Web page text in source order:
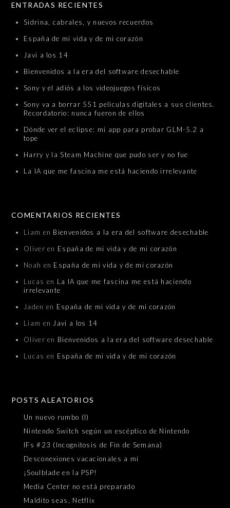
ENTRADAS RECIENTES
Sidrina, cabrales, y nuevos recuerdos
España de mi vida y de mi corazón
Javi a los 14
Bienvenidos a la era del software desechable
Sony y el adiós a los videojuegos físicos
Sony va a borrar 551 películas digitales a sus clientes.
Recordatorio: nunca fueron de ellos
Dónde ver el eclipse: mi app para probar GLM-5.2 a
tope
Harry y la Steam Machine que pudo ser y no fue
La IA que me fascina me está haciendo irrelevante
COMENTARIOS RECIENTES
Liam en Bienvenidos a la era del software desechable
Oliver en España de mi vida y de mi corazón
Noah en España de mi vida y de mi corazón
Lucas en La IA que me fascina me está haciendo
irrelevante
Jaden en España de mi vida y de mi corazón
Liam en Javi a los 14
Oliver en Bienvenidos a la era del software desechable
Lucas en España de mi vida y de mi corazón
POSTS ALEATORIOS
Un nuevo rumbo (I)
Nintendo Switch según un escéptico de Nintendo
IFs #23 (Incognitosis de Fin de Semana)
Desconexiones vacacionales a mí
¡Soulblade en la PSP!
Media Center no está preparado
Maldito seas, Netflix